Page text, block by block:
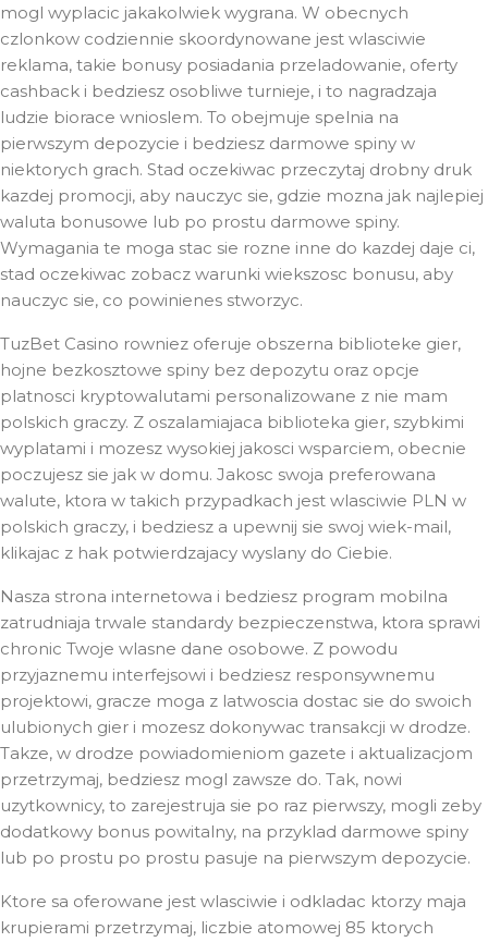
mogl wyplacic jakakolwiek wygrana. W obecnych
czlonkow codziennie skoordynowane jest wlasciwie
reklama, takie bonusy posiadania przeladowanie, oferty
cashback i bedziesz osobliwe turnieje, i to nagradzaja
ludzie biorace wnioslem. To obejmuje spelnia na
pierwszym depozycie i bedziesz darmowe spiny w
niektorych grach. Stad oczekiwac przeczytaj drobny druk
kazdej promocji, aby nauczyc sie, gdzie mozna jak najlepiej
waluta bonusowe lub po prostu darmowe spiny.
Wymagania te moga stac sie rozne inne do kazdej daje ci,
stad oczekiwac zobacz warunki wiekszosc bonusu, aby
nauczyc sie, co powinienes stworzyc.
TuzBet Casino rowniez oferuje obszerna biblioteke gier,
hojne bezkosztowe spiny bez depozytu oraz opcje
platnosci kryptowalutami personalizowane z nie mam
polskich graczy. Z oszalamiajaca biblioteka gier, szybkimi
wyplatami i mozesz wysokiej jakosci wsparciem, obecnie
poczujesz sie jak w domu. Jakosc swoja preferowana
walute, ktora w takich przypadkach jest wlasciwie PLN w
polskich graczy, i bedziesz a upewnij sie swoj wiek-mail,
klikajac z hak potwierdzajacy wyslany do Ciebie.
Nasza strona internetowa i bedziesz program mobilna
zatrudniaja trwale standardy bezpieczenstwa, ktora sprawi
chronic Twoje wlasne dane osobowe. Z powodu
przyjaznemu interfejsowi i bedziesz responsywnemu
projektowi, gracze moga z latwoscia dostac sie do swoich
ulubionych gier i mozesz dokonywac transakcji w drodze.
Takze, w drodze powiadomieniom gazete i aktualizacjom
przetrzymaj, bedziesz mogl zawsze do. Tak, nowi
uzytkownicy, to zarejestruja sie po raz pierwszy, mogli zeby
dodatkowy bonus powitalny, na przyklad darmowe spiny
lub po prostu po prostu pasuje na pierwszym depozycie.
Ktore sa oferowane jest wlasciwie i odkladac ktorzy maja
krupierami przetrzymaj, liczbie atomowej 85 ktorych